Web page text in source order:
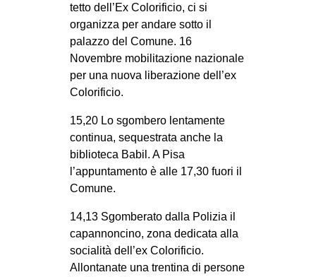
REPRESSIONE
STUDENTI
CULTURE
CINEMA
MANIFESTI
MUSICA
INTERNAZIONALE
AFRICA
AMERICHE
tetto dell’Ex Colorificio, ci si
organizza per andare sotto il
palazzo del Comune. 16
Novembre mobilitazione nazionale
per una nuova liberazione dell’ex
Colorificio.
15,20 Lo sgombero lentamente
continua, sequestrata anche la
biblioteca Babil. A Pisa
l’appuntamento è alle 17,30 fuori il
Comune.
14,13 Sgomberato dalla Polizia il
capannoncino, zona dedicata alla
socialità dell’ex Colorificio.
Allontanate una trentina di persone